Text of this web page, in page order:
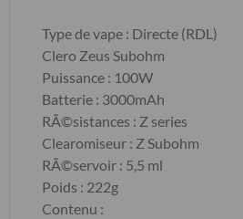
Type de vape : Directe (RDL)
Clero Zeus Subohm
Puissance : 100W
Batterie : 3000mAh
RÃ©sistances : Z series
Clearomiseur : Z Subohm
RÃ©servoir : 5,5 ml
Poids : 222g
Contenu :